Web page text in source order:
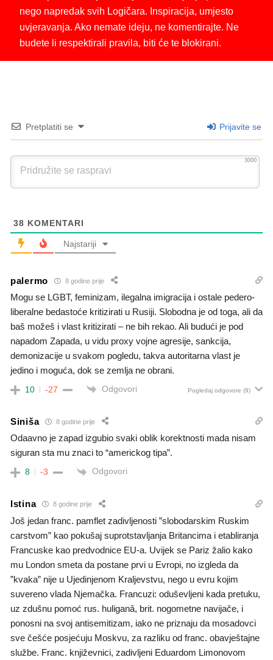
nego napredak svih Logičara. Inspiracija, umjesto
uvjeravanja. Ako nemate ideju, ne komentirajte. Ne
budete li respektirali pravila, biti će te blokirani.
Pretplatiti se Prijavite se
3000
38 KOMENTARI
Najstariji
palermo 8 godine prije
Mogu se LGBT, feminizam, ilegalna imigracija i ostale pedero-
liberalne bedastoće kritizirati u Rusiji. Slobodna je od toga, ali da
baš možeš i vlast kritizirati – ne bih rekao. Ali budući je pod
napadom Zapada, u vidu proxy vojne agresije, sankcija,
demonizacije u svakom pogledu, takva autoritarna vlast je
jedino i moguća, dok se zemlja ne obrani.
10 -27 Odgovori Pogledaj odgovore (9)
Siniša 8 godine prije
Odaavno je zapad izgubio svaki oblik korektnosti mada nisam
siguran sta mu znaci to “americkog tipa”.
8 -3 Odgovori
Istina 8 godine prije
Još jedan franc. pamflet zadivljenosti ”slobodarskim Ruskim
carstvom” kao pokušaj suprotstavljanja Britancima i etabliranja
Francuske kao predvodnice EU-a. Uvijek se Pariz žalio kako
mu London smeta da postane prvi u Evropi, no izgleda da
”kvaka” nije u Ujedinjenom Kraljevstvu, nego u evru kojim
suvereno vlada Njemačka. Francuzi: oduševljeni kada pretuku,
uz zdušnu pomoć rus. huliganâ, brit. nogometne navijače, i
ponosni na svoj antisemitizam, iako ne priznaju da mosadovci
sve češće posjećuju Moskvu, za razliku od franc. obavještajne
službe. Franc. književnici, zadivljeni Eduardom Limonovom